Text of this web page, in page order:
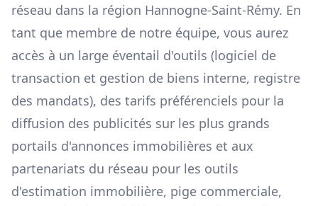
réseau dans la région Hannogne-Saint-Rémy. En
tant que membre de notre équipe, vous aurez
accès à un large éventail d'outils (logiciel de
transaction et gestion de biens interne, registre
des mandats), des tarifs préférenciels pour la
diffusion des publicités sur les plus grands
portails d'annonces immobilières et aux
partenariats du réseau pour les outils
d'estimation immobilière, pige commerciale,